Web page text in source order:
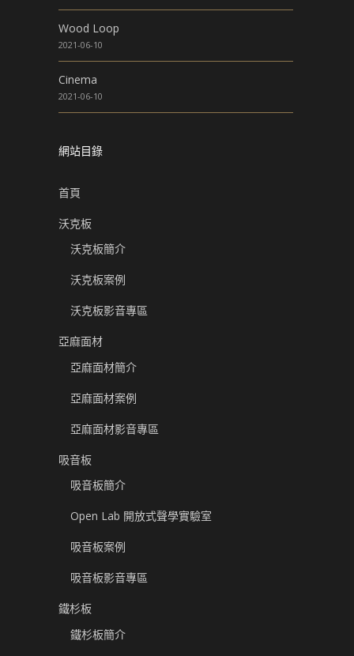
Wood Loop
2021-06-10
Cinema
2021-06-10
網站目錄
首頁
沃克板
沃克板簡介
沃克板案例
沃克板影音專區
亞麻面材
亞麻面材簡介
亞麻面材案例
亞麻面材影音專區
吸音板
吸音板簡介
Open Lab 開放式聲學實驗室
吸音板案例
吸音板影音專區
鐵杉板
鐵杉板簡介